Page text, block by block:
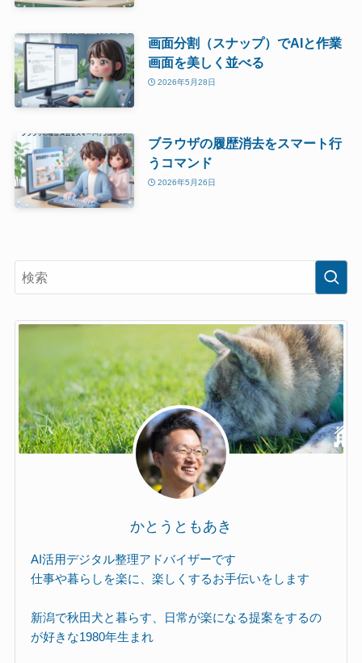
画面分割（スナップ）でAIと作業
画面を美しく並べる
2026年5月28日
ブラウザの履歴消去をスマート行
うコマンド
2026年5月26日
かとうともあき
AI活用デジタル整理アドバイザーです
仕事や暮らしを楽に、楽しくするお手伝いをします
新潟で秋田犬と暮らす、日常が楽になる提案をするの
が好きな1980年生まれ